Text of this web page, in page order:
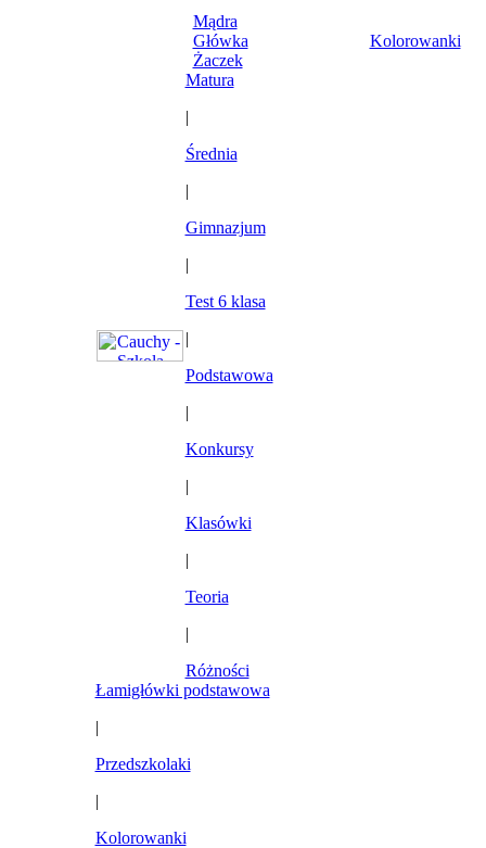
Mądra
Główka
Kolorowanki
Żaczek
Matura
|
Średnia
|
Gimnazjum
|
Test 6 klasa
|
Podstawowa
|
Konkursy
|
Klasówki
|
Teoria
|
Różności
Łamigłówki podstawowa
|
Przedszkolaki
|
Kolorowanki